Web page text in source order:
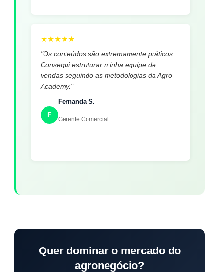
★★★★★
"Os conteúdos são extremamente práticos.
Consegui estruturar minha equipe de
vendas seguindo as metodologias da Agro
Academy."
F
Fernanda S.
Gerente Comercial
Quer dominar o mercado do
agronegócio?